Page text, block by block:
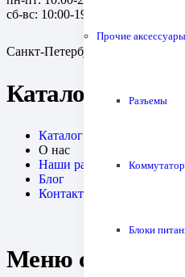
Прочие аксессуары
Разъемы
Блоки
сб-вс: 10:00-19:00
Санкт-Петербург, пр. Медиков,
Каталог
Каталог
О нас
Наши работы
Блог
Контакты
Меню сайта